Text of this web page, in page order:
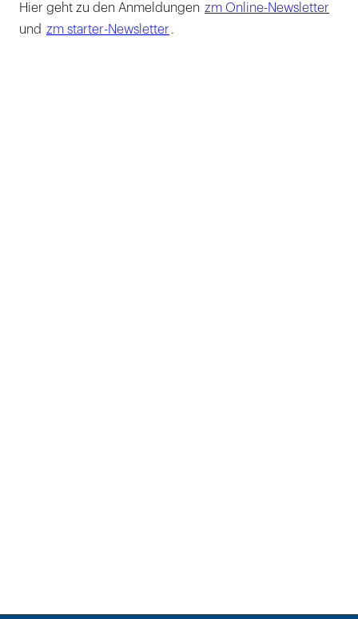
Hier geht zu den Anmeldungen zm Online-Newsletter
und zm starter-Newsletter .